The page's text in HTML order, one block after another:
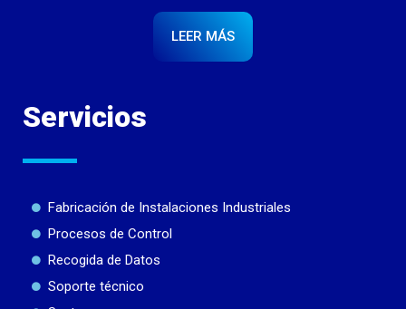
LEER MÁS
Servicios
Fabricación de Instalaciones Industriales
Procesos de Control
Recogida de Datos
Soporte técnico